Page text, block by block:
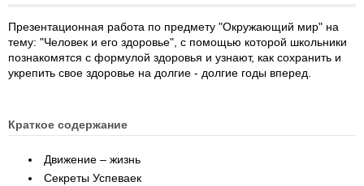
Презентационная работа по предмету "Окружающий мир" на
тему: "Человек и его здоровье", с помощью которой школьники
познакомятся с формулой здоровья и узнают, как сохранить и
укрепить свое здоровье на долгие - долгие годы вперед.
Краткое содержание
Движение – жизнь
Секреты Успеваек